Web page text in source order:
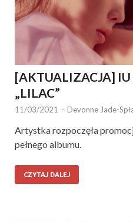
[AKTUALIZACJA]
„LILAC”
11/03/2021 - Devonne Jade-
Artystka rozpoczęła
pełnego albumu.
CZYTAJ DALEJ